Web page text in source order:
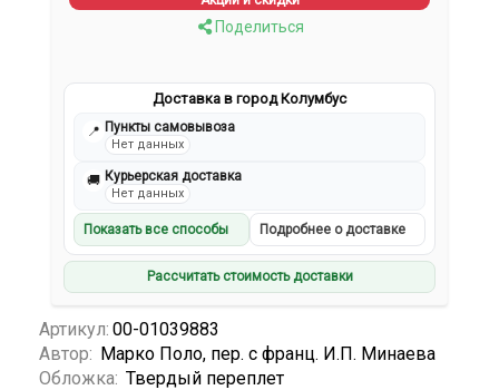
Поделиться
Доставка в город Колумбус
📍 Пункты самовывоза
Нет данных
🚚 Курьерская доставка
Нет данных
Показать все способы Подробнее о доставке
Рассчитать стоимость доставки
Артикул: 00-01039883
Автор: Марко Поло, пер. с франц. И.П. Минаева
Обложка: Твердый переплет